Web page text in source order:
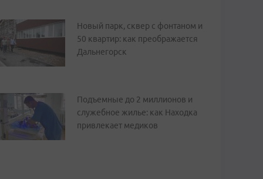
Новый парк, сквер с фонтаном и
50 квартир: как преображается
Дальнегорск
Подъемные до 2 миллионов и
служебное жилье: как Находка
привлекает медиков